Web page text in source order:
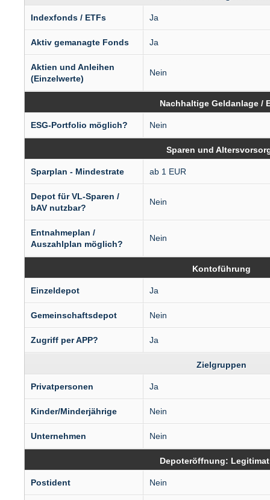
Indexfonds / ETFs Ja
Aktiv gemanagte Fonds Ja
Aktien und Anleihen
(Einzelwerte)
Nein
Nachhaltige Geldanlage /
ESG-Portfolio möglich? Nein
Sparen und
Sparplan - Mindestrate ab 1 EUR
Depot für VL-Sparen /
bAV nutzbar?
Nein
Entnahmeplan /
Auszahlplan möglich?
Nein
Kontoführung
Einzeldepot Ja
Gemeinschaftsdepot Nein
Zugriff per APP? Ja
Zielgruppen
Privatpersonen Ja
Kinder/Minderjährige Nein
Unternehmen Nein
Depoteröffnung:
Postident Nein